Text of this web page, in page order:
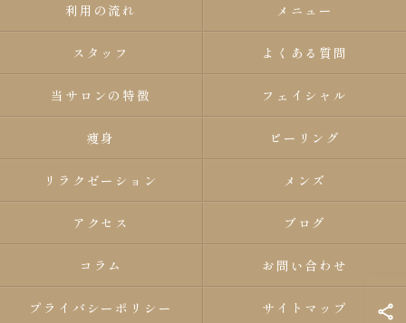
利用の流れ メニュー
スタッフ よくある質問
当サロンの特徴 フェイシャル
痩身 ピーリング
リラクゼーション メンズ
アクセス ブログ
コラム お問い合わせ
プライバシーポリシー サイトマップ